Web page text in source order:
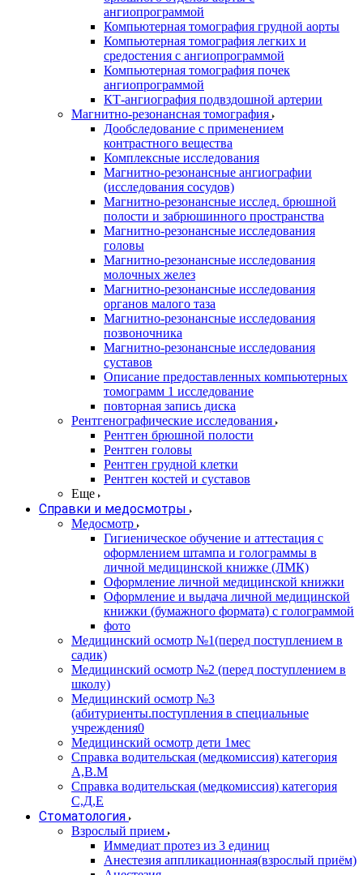
ангиопрограммой
Компьютерная томография грудной аорты
Компьютерная томография легких и
средостения с ангиопрограммой
Компьютерная томография почек
ангиопрограммой
КТ-ангиография подвздошной артерии
Магнитно-резонансная томография
Дообследование с применением
контрастного вещества
Комплексные исследования
Магнитно-резонансные ангиографии
(исследования сосудов)
Магнитно-резонансные исслед. брюшной
полости и забрюшинного пространства
Магнитно-резонансные исследования
головы
Магнитно-резонансные исследования
молочных желез
Магнитно-резонансные исследования
органов малого таза
Магнитно-резонансные исследования
позвоночника
Магнитно-резонансные исследования
суставов
Описание предоставленных компьютерных
томограмм 1 исследование
повторная запись диска
Рентгенографические исследования
Рентген брюшной полости
Рентген головы
Рентген грудной клетки
Рентген костей и суставов
Еще
Справки и медосмотры
Медосмотр
Гигиеническое обучение и аттестация с
оформлением штампа и голограммы в
личной медицинской книжке (ЛМК)
Оформление личной медицинской книжки
Оформление и выдача личной медицинской
книжки (бумажного формата) с голограммой
фото
Медицинский осмотр №1(перед поступлением в
садик)
Медицинский осмотр №2 (перед поступлением в
школу)
Медицинский осмотр №3
(абитуриенты.поступления в специальные
учреждения0
Медицинский осмотр дети 1мес
Справка водительская (медкомиссия) категория
А,В.М
Справка водительская (медкомиссия) категория
С,Д,Е
Стоматология
Взрослый прием
Иммедиат протез из 3 единиц
Анестезия аппликационная(взрослый приём)